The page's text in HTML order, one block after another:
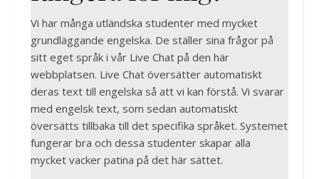
Vi har många utländska studenter med mycket
grundläggande engelska. De ställer sina frågor på
sitt eget språk i vår Live Chat på den här
webbplatsen. Live Chat översätter automatiskt
deras text till engelska så att vi kan förstå. Vi svarar
med engelsk text, som sedan automatiskt
översätts tillbaka till det specifika språket. Systemet
fungerar bra och dessa studenter skapar alla
mycket vacker patina på det här sättet.